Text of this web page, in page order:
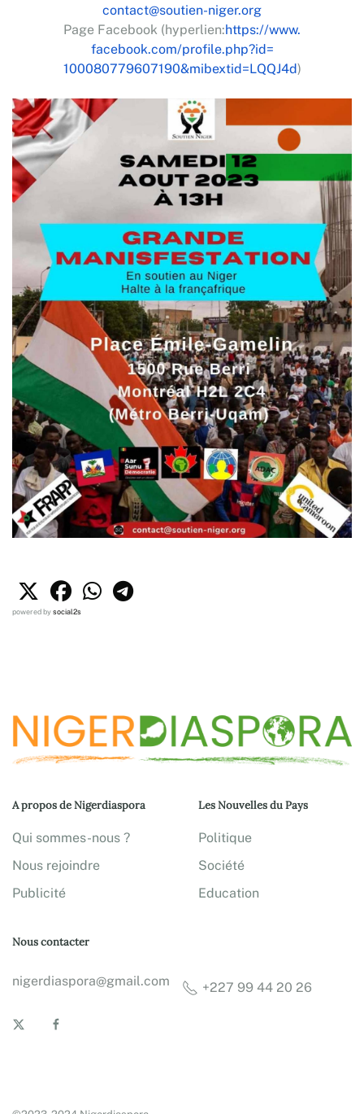
contact@soutien-niger.org
Page Facebook (hyperlien:https://www.
facebook.com/profile.php?id=
100080779607190&mibextid=LQQJ4d)
powered bysocial2s
A propos de Nigerdiaspora
Qui sommes-nous ?
Nous rejoindre
Publicité
Les Nouvelles du Pays
Politique
Société
Education
Nous contacter
nigerdiaspora@gmail.com +227 99 44 20 26